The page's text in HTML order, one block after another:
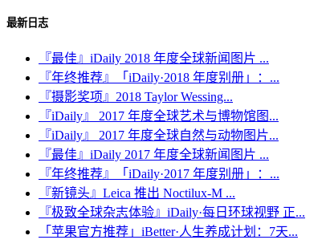
最新日志
『最佳』iDaily 2018 年度全球新闻图片 ...
『年终推荐』「iDaily·2018 年度别册」：...
『摄影奖项』2018 Taylor Wessing...
『iDaily』 2017 年度全球艺术与博物馆图...
『iDaily』 2017 年度全球自然与动物图片...
『最佳』iDaily 2017 年度全球新闻图片 ...
『年终推荐』「iDaily·2017 年度别册」：...
『新镜头』Leica 推出 Noctilux-M ...
『极致全球杂志体验』iDaily·每日环球视野 正...
「苹果官方推荐」iBetter·人生养成计划：7天...